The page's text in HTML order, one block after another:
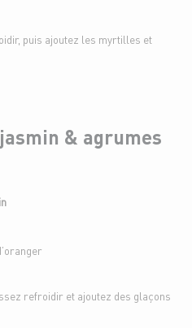
puis ajoutez les myrtilles et
& agrumes
refroidir et ajoutez des glaçons